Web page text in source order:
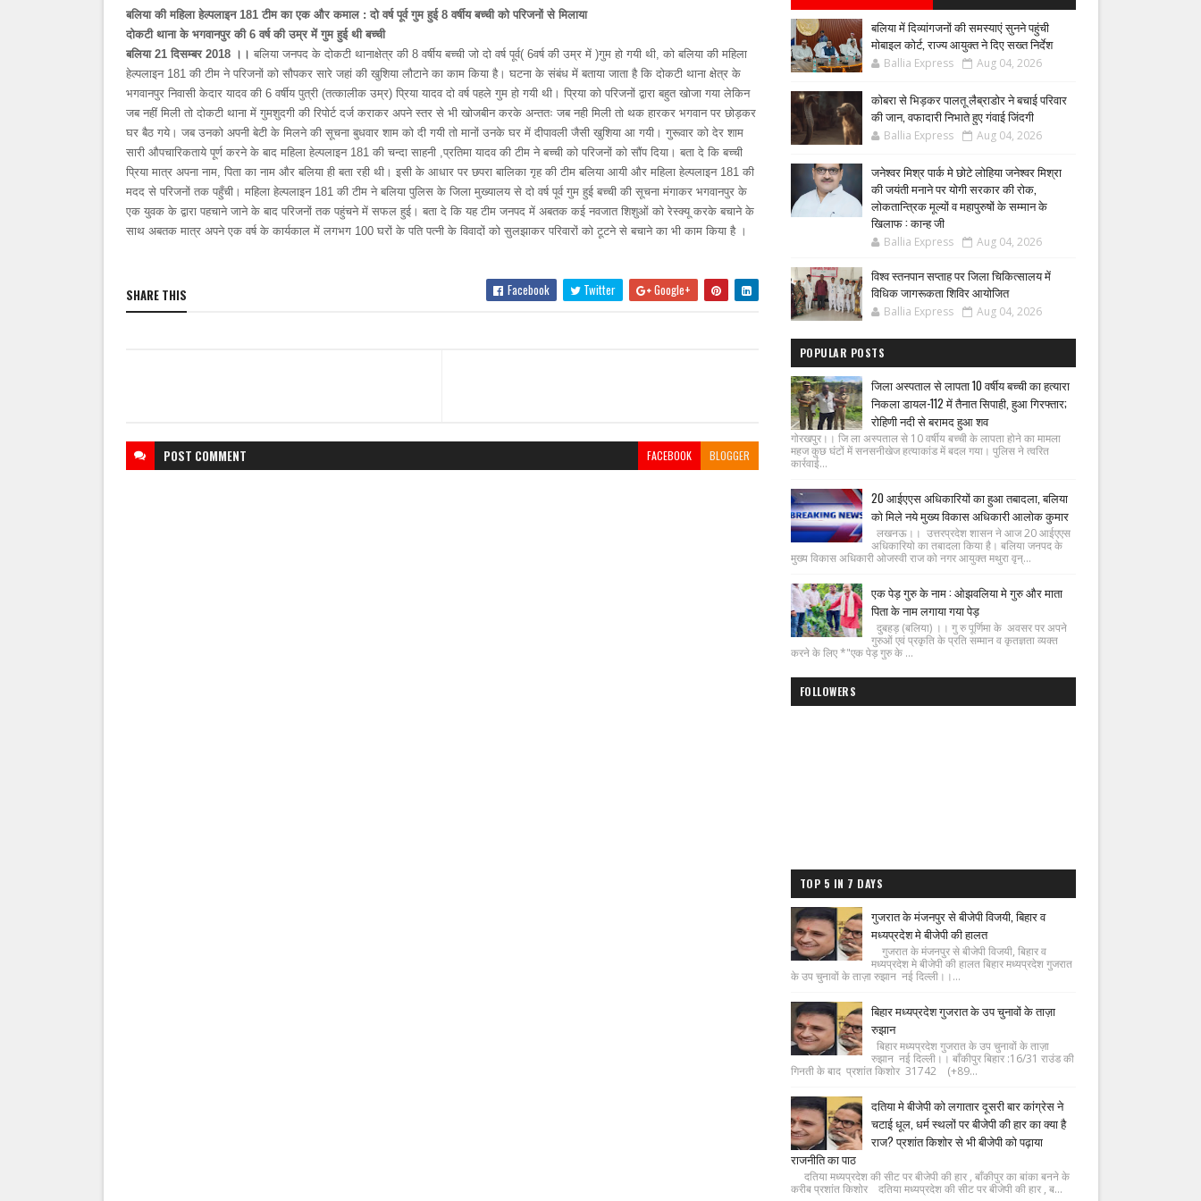
बलिया की महिला हेल्पलाइन 181 टीम का एक और कमाल : दो वर्ष पूर्व गुम हुई 8 वर्षीय बच्ची को परिजनों से मिलाया
दोकटी थाना के भगवानपुर की 6 वर्ष की उम्र में गुम हुई थी बच्ची
बलिया 21 दिसम्बर 2018 ।। बलिया जनपद के दोकटी थानाक्षेत्र की 8 वर्षीय बच्ची जो दो वर्ष पूर्व( 6वर्ष की उम्र में )गुम हो गयी थी, को बलिया की महिला
हेल्पलाइन 181 की टीम ने परिजनों को सौपकर सारे जहां की खुशिया लौटाने का काम किया है। घटना के संबंध में बताया जाता है कि दोकटी थाना क्षेत्र के
भगवानपुर निवासी केदार यादव की 6 वर्षीय पुत्री (तत्कालीक उम्र) प्रिया यादव दो वर्ष पहले गुम हो गयी थी। प्रिया को परिजनों द्वारा बहुत खोजा गया लेकिन
जब नहीं मिली तो दोकटी थाना में गुमशुदगी की रिपोर्ट दर्ज कराकर अपने स्तर से भी खोजबीन करके अन्ततः जब नही मिली तो थक हारकर भगवान पर छोड़कर
घर बैठ गये। जब उनको अपनी बेटी के मिलने की सूचना बुधवार शाम को दी गयी तो मानों उनके घर में दीपावली जैसी खुशिया आ गयी। गुरूवार को देर शाम
सारी औपचारिकताये पूर्ण करने के बाद महिला हेल्पलाइन 181 की चन्दा साहनी ,प्रतिमा यादव की टीम ने बच्ची को परिजनों को सौंप दिया। बता दे कि बच्ची
प्रिया मात्र अपना नाम, पिता का नाम और बलिया ही बता रही थी। इसी के आधार पर छपरा बालिका गृह की टीम बलिया आयी और महिला हेल्पलाइन 181 की
मदद से परिजनों तक पहुँची। महिला हेल्पलाइन 181 की टीम ने बलिया पुलिस के जिला मुख्यालय से दो वर्ष पूर्व गुम हुई बच्ची की सूचना मंगाकर भगवानपुर के
एक युवक के द्वारा पहचाने जाने के बाद परिजनों तक पहुंचने में सफल हुई। बता दे कि यह टीम जनपद में अबतक कई नवजात शिशुओं को रेस्क्यू करके बचाने के
साथ अबतक मात्र अपने एक वर्ष के कार्यकाल में लगभग 100 घरों के पति पत्नी के विवादों को सुलझाकर परिवारों को टूटने से बचाने का भी काम किया है ।
SHARE THIS Facebook Twitter Google+
POST COMMENT FACEBOOK BLOGGER
बलिया में दिव्यांगजनों की समस्याएं सुनने पहुंची
मोबाइल कोर्ट, राज्य आयुक्त ने दिए सख्त निर्देश
Ballia Express Aug 04, 2026
कोबरा से भिड़कर पालतू लैब्राडोर ने बचाई परिवार
की जान, वफादारी निभाते हुए गंवाई जिंदगी
Ballia Express Aug 04, 2026
जनेश्वर मिश्र पार्क मे छोटे लोहिया जनेश्वर मिश्रा
की जयंती मनाने पर योगी सरकार की रोक,
लोकतान्त्रिक मूल्यों व महापुरुषों के सम्मान के
खिलाफ : कान्ह जी
Ballia Express Aug 04, 2026
विश्व स्तनपान सप्ताह पर जिला चिकित्सालय में
विधिक जागरूकता शिविर आयोजित
Ballia Express Aug 04, 2026
POPULAR POSTS
जिला अस्पताल से लापता 10 वर्षीय बच्ची का हत्यारा
निकला डायल-112 में तैनात सिपाही, हुआ गिरफ्तार;
रोहिणी नदी से बरामद हुआ शव
गोरखपुर।। जि ला अस्पताल से 10 वर्षीय बच्ची के लापता होने का मामला
महज कुछ घंटों में सनसनीखेज हत्याकांड में बदल गया। पुलिस ने त्वरित
कार्रवाई...
20 आईएएस अधिकारियों का हुआ तबादला, बलिया
को मिले नये मुख्य विकास अधिकारी आलोक कुमार
लखनऊ।। उत्तरप्रदेश शासन ने आज 20 आईएएस
अधिकारियो का तबादला किया है। बलिया जनपद के
मुख्य विकास अधिकारी ओजस्वी राज को नगर आयुक्त मथुरा वृन्...
एक पेड़ गुरु के नाम : ओझवलिया मे गुरु और माता
पिता के नाम लगाया गया पेड़
दुबहड़ (बलिया) ।। गु रु पूर्णिमा के अवसर पर अपने
गुरुओं एवं प्रकृति के प्रति सम्मान व कृतज्ञता व्यक्त
करने के लिए *"एक पेड़ गुरु के ...
FOLLOWERS
TOP 5 IN 7 DAYS
गुजरात के मंजनपुर से बीजेपी विजयी, बिहार व
मध्यप्रदेश मे बीजेपी की हालत
गुजरात के मंजनपुर से बीजेपी विजयी, बिहार व
मध्यप्रदेश मे बीजेपी की हालत बिहार मध्यप्रदेश गुजरात
के उप चुनावों के ताज़ा रुझान नई दिल्ली।।...
बिहार मध्यप्रदेश गुजरात के उप चुनावों के ताज़ा
रुझान
बिहार मध्यप्रदेश गुजरात के उप चुनावों के ताज़ा
रुझान नई दिल्ली।। बाँकीपुर बिहार :16/31 राउंड की
गिनती के बाद प्रशांत किशोर 31742 (+89...
दतिया मे बीजेपी को लगातार दूसरी बार कांग्रेस ने
चटाई धूल, धर्म स्थलों पर बीजेपी की हार का क्या है
राज? प्रशांत किशोर से भी बीजेपी को पढ़ाया
राजनीति का पाठ
दतिया मध्यप्रदेश की सीट पर बीजेपी की हार , बाँकीपुर का बांका बनने के
करीब प्रशांत किशोर दतिया मध्यप्रदेश की सीट पर बीजेपी की हार , ब...